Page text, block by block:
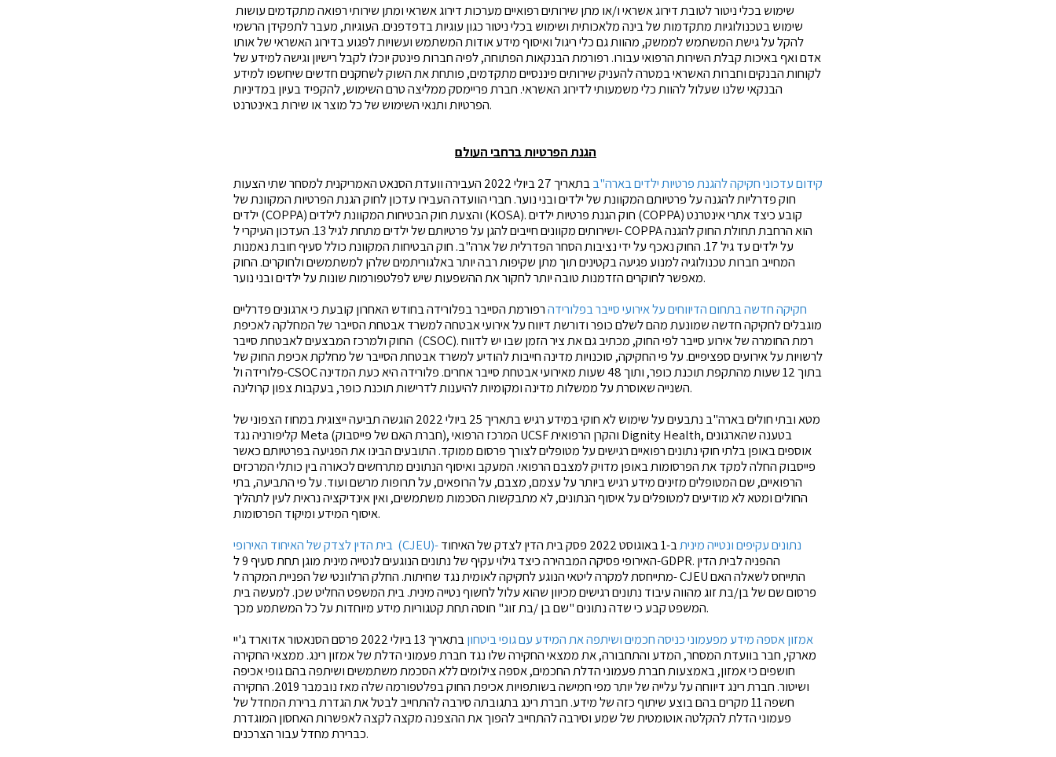
שימוש בכלי ניטור לטובת דירוג אשראי ו/או מתן שירותים רפואייםמערכות דירוג אשראי ומתן שירותי רפואה מתקדמים עושות
שימוש בטכנולוגיות מתקדמות של בינה מלאכותית ושימוש בכלי ניטור כגון עוגיות בדפדפנים. העוגיות, מעבר לתפקידן הרשמי
להקל על גישת המשתמש לממשק, מהוות גם כלי ריגול ואיסוף מידע אודות המשתמש ועשויות לפגוע בדירוג האשראי של אותו
אדם ואף באיכות קבלת השירות הרפואי עבורו. רפורמת הבנקאות הפתוחה, לפיה חברות פינטק יוכלו לקבל רישיון וגישה למידע של
לקוחות הבנקים וחברות האשראי במטרה להעניק שירותים פיננסיים מתקדמים, פותחת את השוק לשחקנים חדשים שיחשפו למידע
הבנקאי שלנו שעלול להוות כלי משמעותי לדירוג האשראי. חברת פריימסק ממליצה טרם השימוש, להקפיד בעיון במדיניות
הפרטיות ותנאי השימוש של כל מוצר או שירות באינטרנט.
הגנת הפרטיות ברחבי העולם
קידום עדכוני חקיקה להגנת פרטיות ילדים בארה"בבתאריך 27 ביולי 2022 העבירה וועדת הסנאט האמריקנית למסחר שתי
הצעות
חוק פדרליות להגנה על פרטיותם המקוונת של ילדים ובני נוער. חברי הוועדה העבירו עדכוןלחוק הגנת הפרטיות המקוונת של
ילדים
(COPPA) והצעתחוק הבטיחות המקוונת לילדים
(KOSA). חוק הגנת פרטיות ילדים (COPPA) קובע כיצד אתרי אינטרנט
ושירותים מקוונים חייבים להגן על פרטיותם של ילדים מתחת לגיל 13. העדכון העיקרי ל- COPPA הוא הרחבת תחולת החוק להגנה
על ילדים עד גיל 17. החוק נאכף על ידי נציבות הסחר הפדרלית של ארה"ב. חוק הבטיחות המקוונת כולל סעיף חובת נאמנות
המחייב חברות טכנולוגיה למנוע פגיעה בקטינים תוך מתן שקיפות רבה יותר באלגוריתמים שלהן למשתמשים ולחוקרים. החוק
מאפשר לחוקרים הזדמנות טובה יותר לחקור את ההשפעות שיש לפלטפורמות שונות על ילדים ובני נוער.
חקיקה חדשה בתחום הדיווחים על אירועי סייבר בפלורידהרפורמת הסייבר בפלורידה בחודש האחרון קובעת כי ארגונים פדרליים
מוגבלים לחקיקה חדשהשמונעת מהם לשלם כופר ודורשת דיווח על אירועי אבטחה למשרד אבטחת הסייבר של המחלקה לאכיפת
החוק ולמרכז המבצעים לאבטחת סייבר (CSOC). רמת החומרה של אירוע סייבר לפי החוק, מכתיב גם את ציר הזמן שבו יש לדווח
לרשויות על אירועים ספציפיים. על פי החקיקה, סוכנויות מדינה חייבות להודיע למשרד אבטחת הסייבר של מחלקת אכיפת החוק של
פלורידה ול-CSOC בתוך 12 שעות מהתקפת תוכנת כופר, ותוך 48 שעות מאירועי אבטחת סייבר אחרים. פלורידה היא כעת המדינה
השנייה שאוסרת על ממשלות מדינה ומקומיות להיענות לדרישות תוכנת כופר, בעקבות צפון קרולינה.
מטא ובתי חולים בארה"ב נתבעים על שימוש לא חוקי במידע רגישבתאריך 25 ביולי 2022 הוגשה תביעה ייצוגיתבמחוז הצפוני של
קליפורניה נגד Meta (חברת האם של פייסבוק), המרכז הרפואי UCSF והקרן הרפואית Dignity Health, בטענה שהארגונים
אוספים באופן בלתי חוקי נתונים רפואיים רגישים על מטופלים לצורך פרסום ממוקד. התובעים הבינו את הפגיעה בפרטיותם כאשר
פייסבוק החלה למקד את הפרסומות באופן מדויק למצבם הרפואי. המעקב ואיסוף הנתונים מתרחשים לכאורה בין כותלי המרכזים
הרפואיים, שם המטופלים מזינים מידע רגיש ביותר על עצמם, מצבם, על הרופאים, על תרופות מרשם ועוד. על פי התביעה, בתי
החולים ומטא לא מודיעים למטופלים על איסוף הנתונים, לא מתבקשות הסכמות משתמשים, ואין אינדיקציה נראית לעין לתהליך
איסוף המידע ומיקוד הפרסומות.
בית הדין לצדק של האיחוד האירופי (CJEU)- נתונים עקיפים ונטייה מינית
ב-1 באוגוסט 2022 פסק בית הדין לצדק של האיחוד
האירופיפסיקה
המבהירה כיצד גילוי עקיף של נתונים הנוגעים לנטייה מינית מוגן תחת סעיף 9 ל-GDPR. ההפניה לבית הדין
מתייחסת למקרה ליטאי הנוגע לחקיקה לאומית נגד שחיתות. החלק הרלוונטי של הפניית המקרה ל- CJEU התייחס לשאלה האם
פרסום שם של בן/בת זוג מהווה עיבוד נתונים רגישים מכיוון שהוא עלול לחשוף נטייה מינית. בית המשפט החליט שכן. למעשה בית
המשפט קבע כי שדה נתונים "שם בן /בת זוג" חוסה תחת קטגוריות מידע מיוחדות על כל המשתמע מכך.
אמזון אספה מידע מפעמוני כניסה חכמים ושיתפה את המידע עם גופי ביטחון
בתאריך 13 ביולי 2022 פרסם הסנאטור אדוארד ג'יי
מארקי, חבר בוועדת המסחר, המדע והתחבורה, אתממצאי החקירהשלו נגד חברת פעמוני הדלת של אמזון רינג. ממצאי החקירה
חושפים כי אמזון, באמצעות חברת פעמוני הדלת החכמים, אספה צילומים ללא הסכמת משתמשים ושיתפה בהם גופי אכיפה
ושיטור. חברת רינגדיווחה
על עלייה של יותר מפי חמישה בשותפויות אכיפת החוק בפלטפורמה שלה מאז נובמבר 2019. החקירה
חשפה 11 מקרים בהם בוצע שיתוף כזה של מידע. חברת רינג בתגובתה סירבה להתחייב לבטל את הגדרת ברירת המחדל של
פעמוני הדלת להקלטה אוטומטית של שמע וסירבה להתחייב להפוך את ההצפנה מקצה לקצה לאפשרות האחסון המוגדרת
כברירת מחדל עבור הצרכנים.